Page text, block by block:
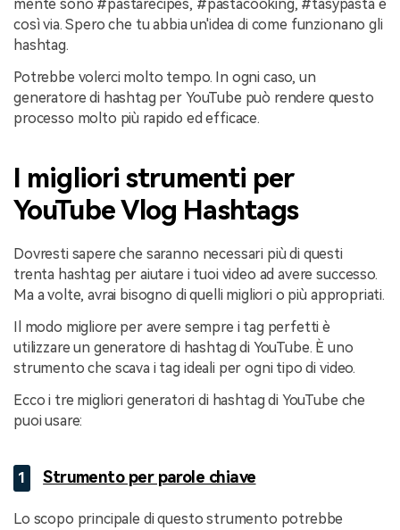
mente sono #pastarecipes, #pastacooking, #tasypasta e
così via. Spero che tu abbia un'idea di come funzionano gli
hashtag.
Potrebbe volerci molto tempo. In ogni caso, un
generatore di hashtag per YouTube può rendere questo
processo molto più rapido ed efficace.
I migliori strumenti per
YouTube Vlog Hashtags
Dovresti sapere che saranno necessari più di questi
trenta hashtag per aiutare i tuoi video ad avere successo.
Ma a volte, avrai bisogno di quelli migliori o più appropriati.
Il modo migliore per avere sempre i tag perfetti è
utilizzare un generatore di hashtag di YouTube. È uno
strumento che scava i tag ideali per ogni tipo di video.
Ecco i tre migliori generatori di hashtag di YouTube che
puoi usare:
1 Strumento per parole chiave
Lo scopo principale di questo strumento potrebbe